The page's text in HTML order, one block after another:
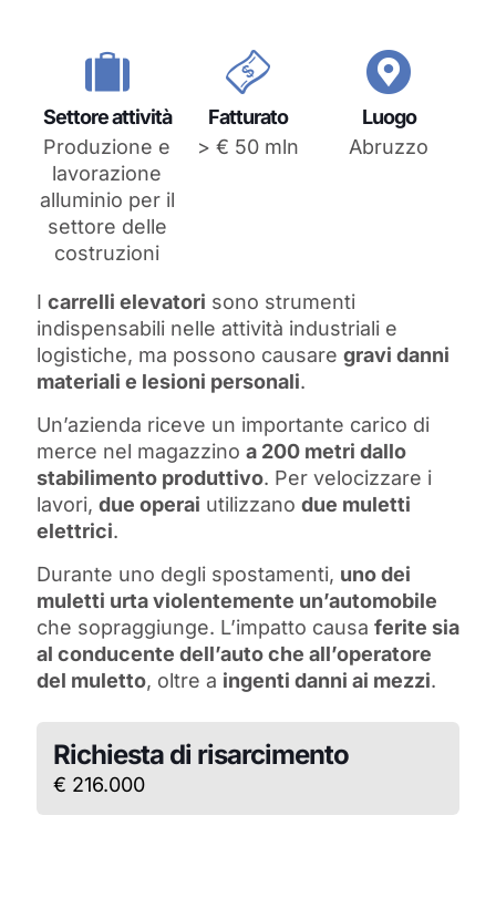
Settore attività
Produzione e
lavorazione
alluminio per il
settore delle
costruzioni
Fatturato
> € 50 mln
Luogo
Abruzzo
I carrelli elevatori sono strumenti
indispensabili nelle attività industriali e
logistiche, ma possono causare gravi danni
materiali e lesioni personali.
Un’azienda riceve un importante carico di
merce nel magazzino a 200 metri dallo
stabilimento produttivo. Per velocizzare i
lavori, due operai utilizzano due muletti
elettrici.
Durante uno degli spostamenti, uno dei
muletti urta violentemente un’automobile
che sopraggiunge. L’impatto causa ferite sia
al conducente dell’auto che all’operatore
del muletto, oltre a ingenti danni ai mezzi.
Richiesta di risarcimento
€ 216.000